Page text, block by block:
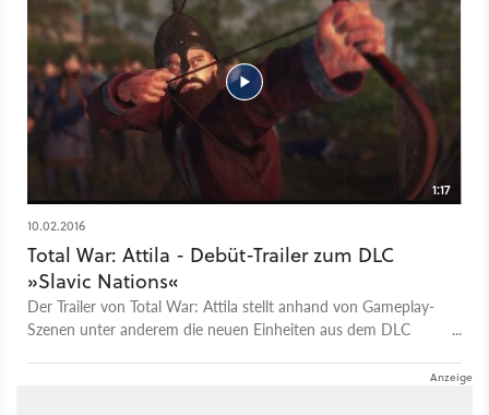
Empires im Workshop
quasi Rome 2 mit allen spielmechanischen Verbesserungen des
Stand-Alone-Addons. Gleichzeitig gibt’s ein komplett neues
Kampfsystem, das die Trefferpunkte aller Soldaten auf 1 senkt,
Geschosse tödlicher, Formationen bedeutsamer und die Moral
der Truppen noch wichtiger macht, zu Lande und zu Wasser.
Die Mod soll im September erscheinen.
1:17
10.02.2016
Total War: Attila - Debüt-Trailer zum DLC
»Slavic Nations«
Der Trailer von Total War: Attila stellt anhand von Gameplay-
Szenen unter anderem die neuen Einheiten aus dem DLC